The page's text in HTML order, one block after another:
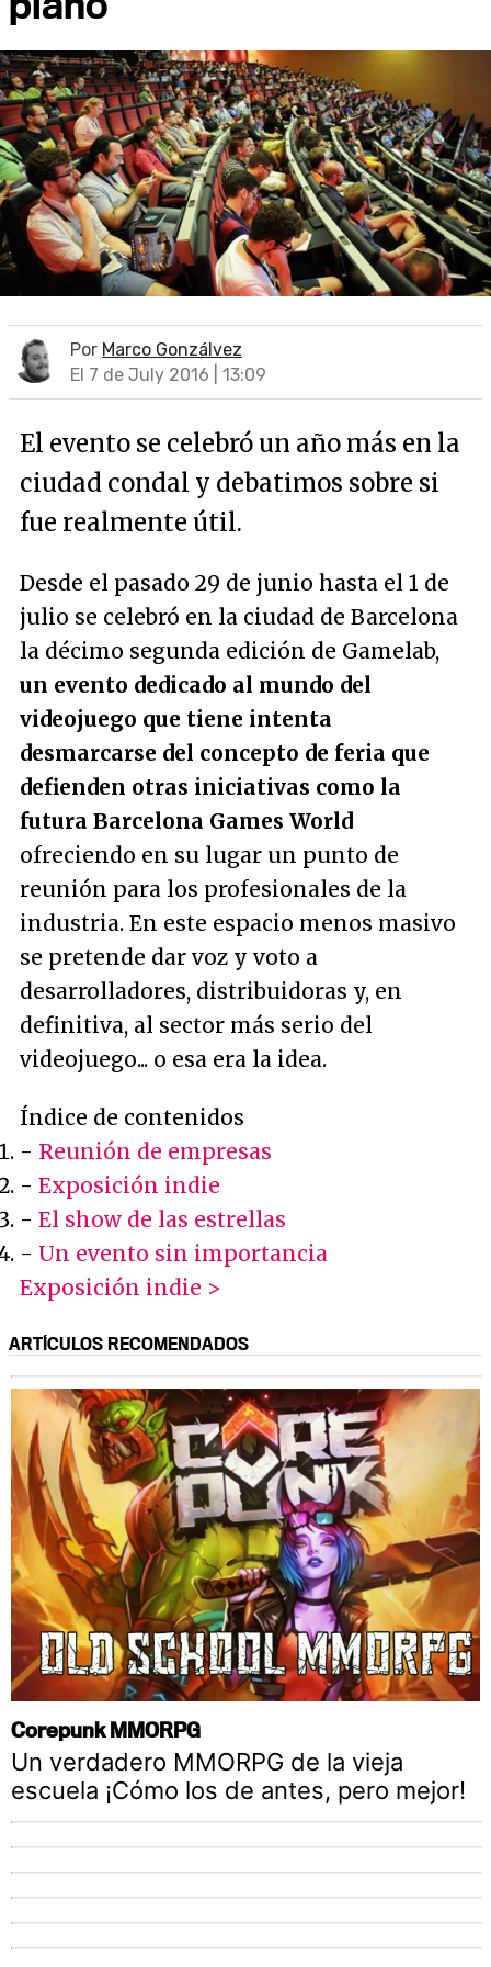
Por Marco Gonzálvez
El 7 de July 2016 | 13:09
El evento se celebró un año más en la
ciudad condal y debatimos sobre si
fue realmente útil.
Desde el pasado 29 de junio hasta el 1 de
julio se celebró en la ciudad de Barcelona
la décimo segunda edición de Gamelab,
un evento dedicado al mundo del
videojuego que tiene intenta
desmarcarse del concepto de feria que
defienden otras iniciativas como la
futura Barcelona Games World
ofreciendo en su lugar un punto de
reunión para los profesionales de la
industria. En este espacio menos masivo
se pretende dar voz y voto a
desarrolladores, distribuidoras y, en
definitiva, al sector más serio del
videojuego... o esa era la idea.
Índice de contenidos
- Reunión de empresas
- Exposición indie
- El show de las estrellas
- Un evento sin importancia
Exposición indie >
ARTÍCULOS RECOMENDADOS
Corepunk MMORPG
Un verdadero MMORPG de la vieja
escuela ¡Cómo los de antes, pero mejor!